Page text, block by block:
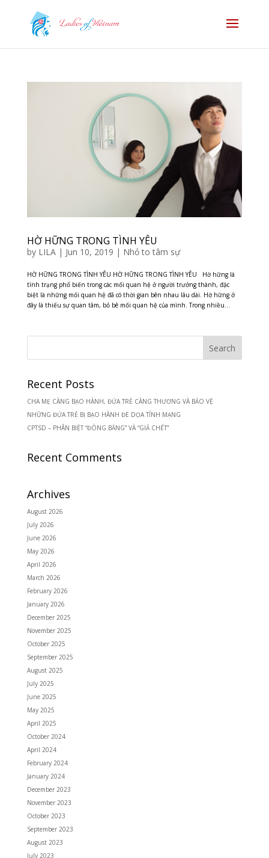
HỜ HỮNG TRONG TÌNH YÊU
by LILA| Jun 10, 2019 | Nhỏ to tâm sự
HỜ HỮNG TRONG TÌNH YÊU HỜ HỮNG TRONG TÌNH YÊU Hờ hững là
tình trạng phổ biến trong các mối quan hệ ở người trưởng thành, đặc
biệt là những mối quan hệ đã có thời gian bên nhau lâu dài. Hờ hững ở
đây là thiếu sự quan tâm, bỏ bê mối quan hệ của mình. Trong nhiều...
Recent Posts
CHA MẸ CÀNG BẠO HÀNH, ĐỨA TRẺ CÀNG THƯƠNG VÀ BẢO VỆ
NHỮNG ĐỨA TRẺ BỊ BẠO HÀNH ĐE DỌA TÍNH MẠNG
CPTSD – PHÂN BIỆT “ĐÓNG BĂNG” VÀ “GIẢ CHẾT”
Recent Comments
Archives
August 2026
July 2026
June 2026
May 2026
April 2026
March 2026
February 2026
January 2026
December 2025
November 2025
October 2025
September 2025
August 2025
July 2025
June 2025
May 2025
April 2025
October 2024
April 2024
February 2024
January 2024
December 2023
November 2023
October 2023
September 2023
August 2023
July 2023